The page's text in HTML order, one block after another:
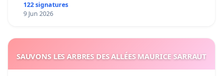
122 signatures
9 Jun 2026
SAUVONS LES ARBRES DES ALLÉES MAURICE SARRAUT